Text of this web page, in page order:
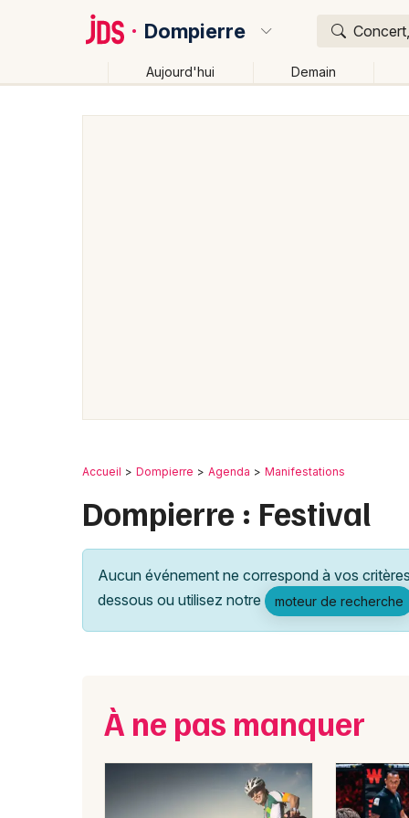
Dompierre
Aujourd'hui Demain
Accueil Dompierre Agenda Manifestations
Dompierre : Festival
Aucun événement ne correspond à vos
dessous ou utilisez notre
moteur de recherche
À ne pas manquer